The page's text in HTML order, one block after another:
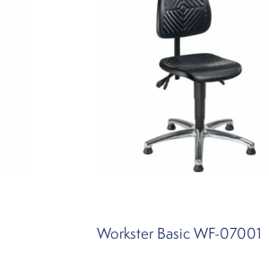
Workster Basic WF-07001